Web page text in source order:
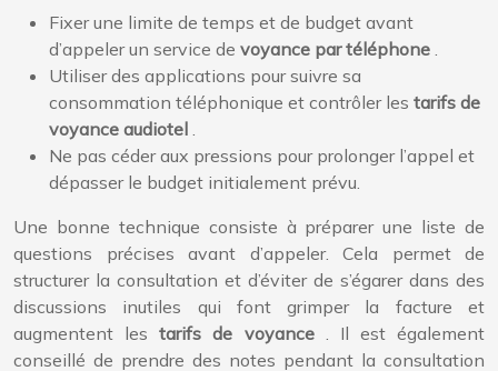
Fixer une limite de temps et de budget avant
d’appeler un service de voyance par téléphone .
Utiliser des applications pour suivre sa
consommation téléphonique et contrôler les tarifs de
voyance audiotel .
Ne pas céder aux pressions pour prolonger l’appel et
dépasser le budget initialement prévu.
Une bonne technique consiste à préparer une liste de
questions précises avant d’appeler. Cela permet de
structurer la consultation et d’éviter de s’égarer dans des
discussions inutiles qui font grimper la facture et
augmentent lestarifs de voyance . Il est également
conseillé de prendre des notes pendant la consultation